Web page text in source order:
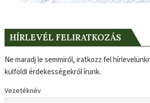
HÍRLEVÉL FELIRATKOZÁS
Ne maradj le semmiről, iratkozz fel
külföldi érdekességekről írunk.
Vezetéknév